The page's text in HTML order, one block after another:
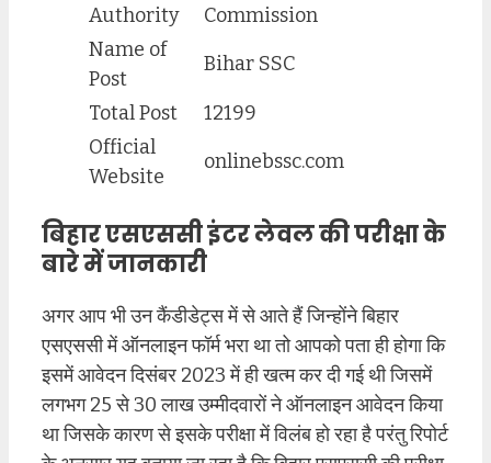
Authority
Commission
Name of
Post
Bihar SSC
Total Post
12199
Official
Website
onlinebssc.com
बिहार एसएससी इंटर लेवल की परीक्षा के
बारे में जानकारी
अगर आप भी उन कैंडीडेट्स में से आते हैं जिन्होंने बिहार
एसएससी में ऑनलाइन फॉर्म भरा था तो आपको पता ही होगा कि
इसमें आवेदन दिसंबर 2023 में ही खत्म कर दी गई थी जिसमें
लगभग 25 से 30 लाख उम्मीदवारों ने ऑनलाइन आवेदन किया
था जिसके कारण से इसके परीक्षा में विलंब हो रहा है परंतु रिपोर्ट